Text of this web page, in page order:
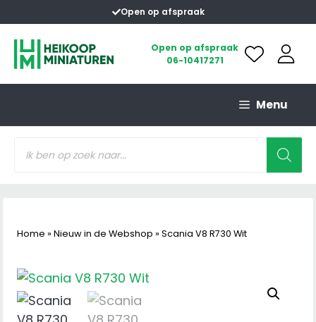
naar
inhoud
Open op afspraak
Open op afspraak
06-10417271
Menu
zoeken
Home » Nieuw in de Webshop » Scania V8 R730 Wit